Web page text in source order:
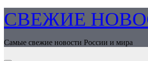
Перейти
к
содержимому
СВЕЖИЕ
Самые свежие новости России и мира